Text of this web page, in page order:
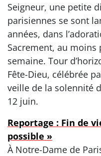
Seigneur, une petite
parisiennes se sont
années, dans
Sacrement, au
semaine. Tour
Fête-Dieu, célébrée
veille de la solennité
12 juin.
Reportage : Fin de
possible »
À Notre-Dame de